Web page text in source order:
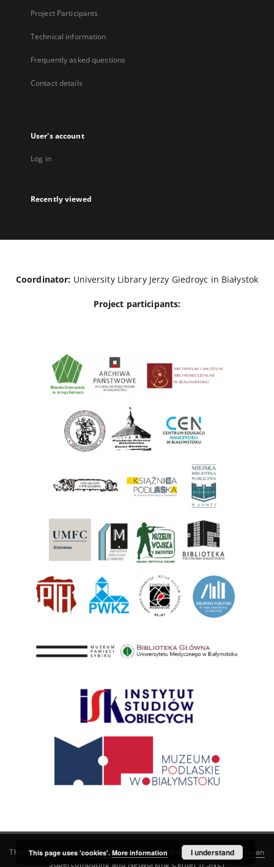
Project Participants
Technical information
Frequently asked questions
Contact details
User's account
Log in
Recently viewed
Coordinator: University Library Jerzy Giedroyc in Białystok
Project participants:
This service runs onDInGO dLibra 6.3.21software created by
Poznan
Supercomputing and Networking Center (PSNC)
This page uses 'cookies'. More information I understand